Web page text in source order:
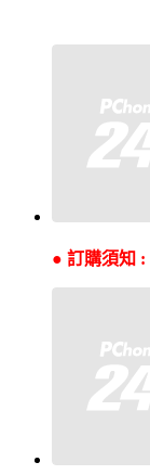
● 訂購須知 :